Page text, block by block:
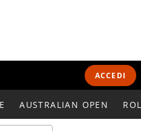
ACCEDI
AUSTRALIAN OPEN